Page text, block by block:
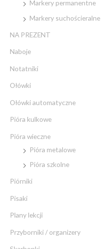
Markery permanentne
Markery suchościeralne
NA PREZENT
Naboje
Notatniki
Ołówki
Ołówki automatyczne
Pióra kulkowe
Pióra wieczne
Pióra metalowe
Pióra szkolne
Piórniki
Pisaki
Plany lekcji
Przyborniki / organizery